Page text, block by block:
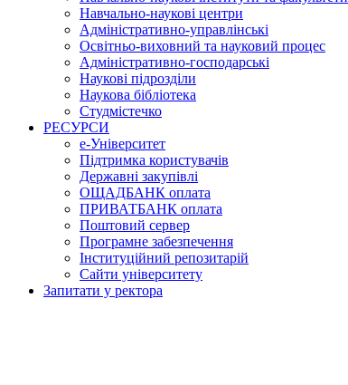
Навчально-наукові центри
Адміністративно-управлінські
Освітньо-виховний та науковий процес
Адміністративно-господарські
Наукові підрозділи
Наукова бібліотека
Студмістечко
РЕСУРСИ
е-Університет
Підтримка користувачів
Державні закупівлі
ОЩАДБАНК оплата
ПРИВАТБАНК оплата
Поштовий сервер
Програмне забезпечення
Інституційний репозитарій
Сайти університету
Запитати у ректора